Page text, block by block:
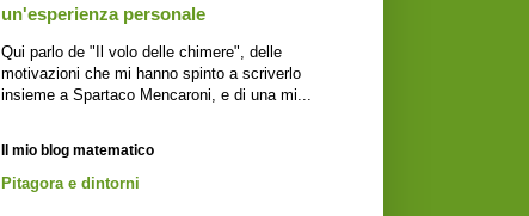
un'esperienza personale
Qui parlo de "Il volo delle chimere", delle
motivazioni che mi hanno spinto a scriverlo
insieme a Spartaco Mencaroni, e di una mi...
Il mio blog matematico
Pitagora e dintorni